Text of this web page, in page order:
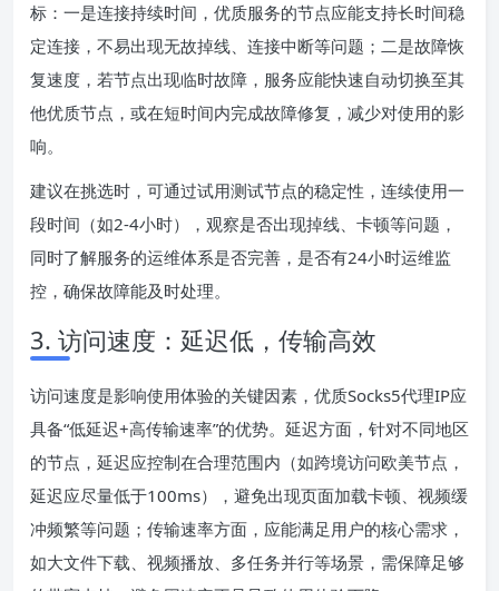
标：一是连接持续时间，优质服务的节点应能支持长时间稳
定连接，不易出现无故掉线、连接中断等问题；二是故障恢
复速度，若节点出现临时故障，服务应能快速自动切换至其
他优质节点，或在短时间内完成故障修复，减少对使用的影
响。
建议在挑选时，可通过试用测试节点的稳定性，连续使用一
段时间（如2-4小时），观察是否出现掉线、卡顿等问题，
同时了解服务的运维体系是否完善，是否有24小时运维监
控，确保故障能及时处理。
3. 访问速度：延迟低，传输高效
访问速度是影响使用体验的关键因素，优质Socks5代理IP应
具备“低延迟+高传输速率”的优势。延迟方面，针对不同地区
的节点，延迟应控制在合理范围内（如跨境访问欧美节点，
延迟应尽量低于100ms），避免出现页面加载卡顿、视频缓
冲频繁等问题；传输速率方面，应能满足用户的核心需求，
如大文件下载、视频播放、多任务并行等场景，需保障足够